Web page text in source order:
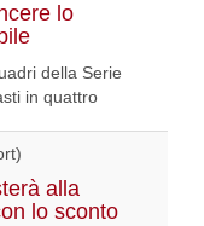
lo
della Serie
in quattro
alla
lo sconto